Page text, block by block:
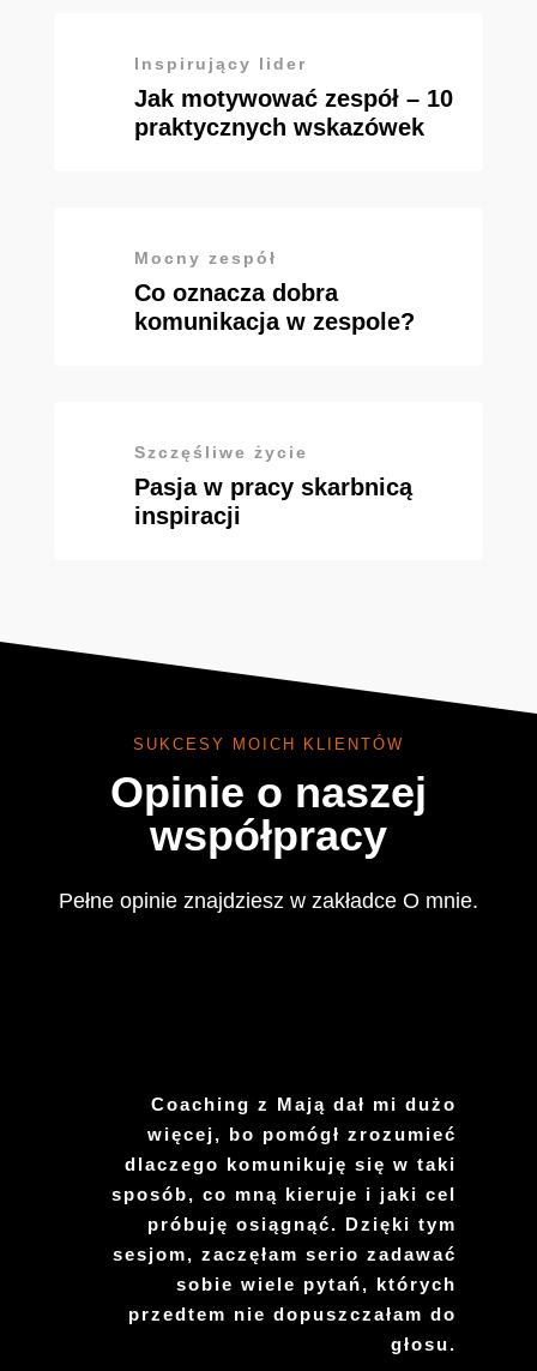
Inspirujący lider
Jak motywować zespół – 10
praktycznych wskazówek
Mocny zespół
Co oznacza dobra
komunikacja w zespole?
Szczęśliwe życie
Pasja w pracy skarbnicą
inspiracji
SUKCESY MOICH KLIENTÓW
Opinie o naszej
współpracy
Pełne opinie znajdziesz w zakładce O mnie.
Coaching z Mają dał mi dużo
więcej, bo pomógł zrozumieć
dlaczego komunikuję się w taki
sposób, co mną kieruje i jaki cel
próbuję osiągnąć. Dzięki tym
sesjom, zaczęłam serio zadawać
sobie wiele pytań, których
przedtem nie dopuszczałam do
głosu.